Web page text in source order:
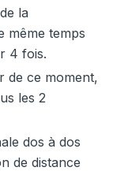
la
même temps
4 fois.
de ce moment,
les 2
dos à dos
de distance